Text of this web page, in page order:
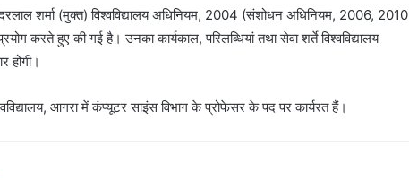
शर्मा (मुक्त) विश्वविद्यालय अधिनियम, 2004 (संशोधन अधिनियम, 2006, 2010
करते हुए की गई है। उनका कार्यकाल, परिलब्धियां तथा सेवा शर्ते विश्वविद्यालय
होंगी।
आगरा में कंप्यूटर साइंस विभाग के प्रोफेसर के पद पर कार्यरत हैं।